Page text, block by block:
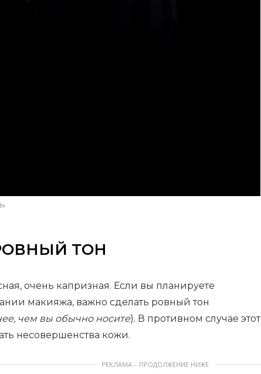
ТОН
очень капризная. Если вы планируете
макияжа, важно сделать ровный тон
чем вы обычно носите). В противном случае этот
несовершенства кожи.
РЕКЛАМА – ПРОДОЛЖЕНИЕ НИЖЕ